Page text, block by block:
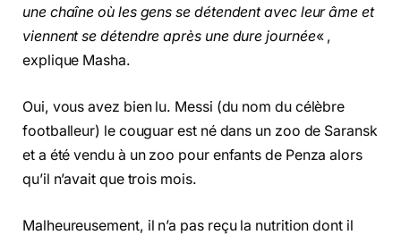
une chaîne où les gens se détendent avec leur âme et
viennent se détendre après une dure journée« ,
explique Masha.
Oui, vous avez bien lu. Messi (du nom du célèbre
footballeur) le couguar est né dans un zoo de Saransk
et a été vendu à un zoo pour enfants de Penza alors
qu’il n’avait que trois mois.
Malheureusement, il n’a pas reçu la nutrition dont il